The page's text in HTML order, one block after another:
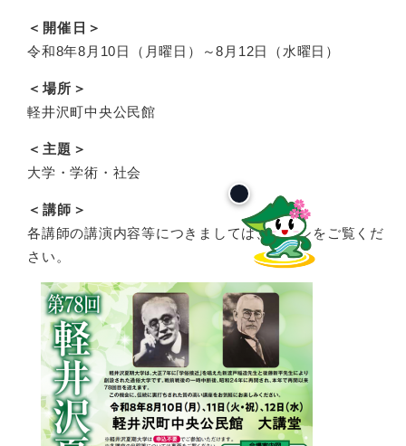
＜開催日＞
令和8年8月10日（月曜日）～8月12日（水曜日）
＜場所＞
軽井沢町中央公民館
＜主題＞
大学・学術・社会
＜講師＞
​各講師の講演内容等につきましては、チラシをご覧くだ
さい。